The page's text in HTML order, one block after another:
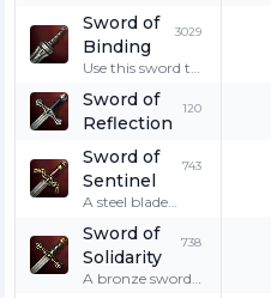
woods.
Sword of
Binding
3029
Use this sword to
blow to Zeruel.
Sword of
Reflection
120
Sword of
Sentinel
743
A steel blade
fighters that have
been
acknowledged as
Sword of
Solidarity
738
A bronze sword